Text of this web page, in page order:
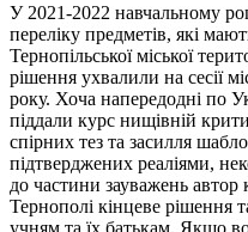
У 2021-2022 навчальному
переліку предметів, які
Тернопільської міської
рішення ухвалили на сесії
року. Хоча напередодні по
піддали курс нищівній
спірних тез та засилля
підтверджених реаліями,
до частини зауважень
Тернополі кінцеве рішення
учням та їх батькам. Якщо